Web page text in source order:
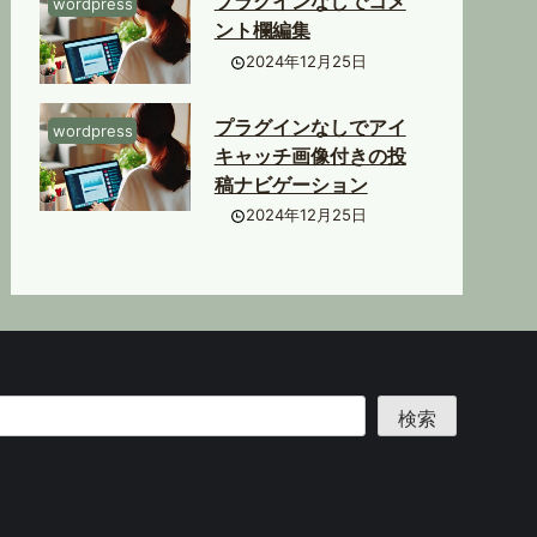
ント欄編集
2024年12月25日
wordpress
プラグインなしでアイ
キャッチ画像付きの投
稿ナビゲーション
2024年12月25日
検索